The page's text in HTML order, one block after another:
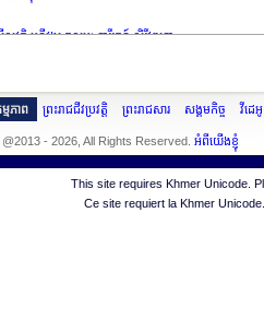
វតិ្ថ មុនីវង្ស កុសុមៈ នារីរតន៍ សិរីវឌ្ឍនា
មភាព ព្រះរាជជីវប្រវត្តិ ព្រះរាជសារ សង្គមកិច្ច វីដេអូ
- 2026, All Rights Reserved. អំពីយើងខ្ញុំ
This site requires Khmer Unicode.
Ce site requiert la Khmer